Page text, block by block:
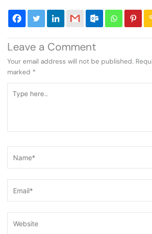
Leave a Comment
Your email address will not be published.
marked *
here..